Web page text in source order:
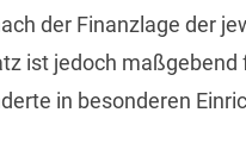
der Finanzlage der
ist jedoch
in besonderen